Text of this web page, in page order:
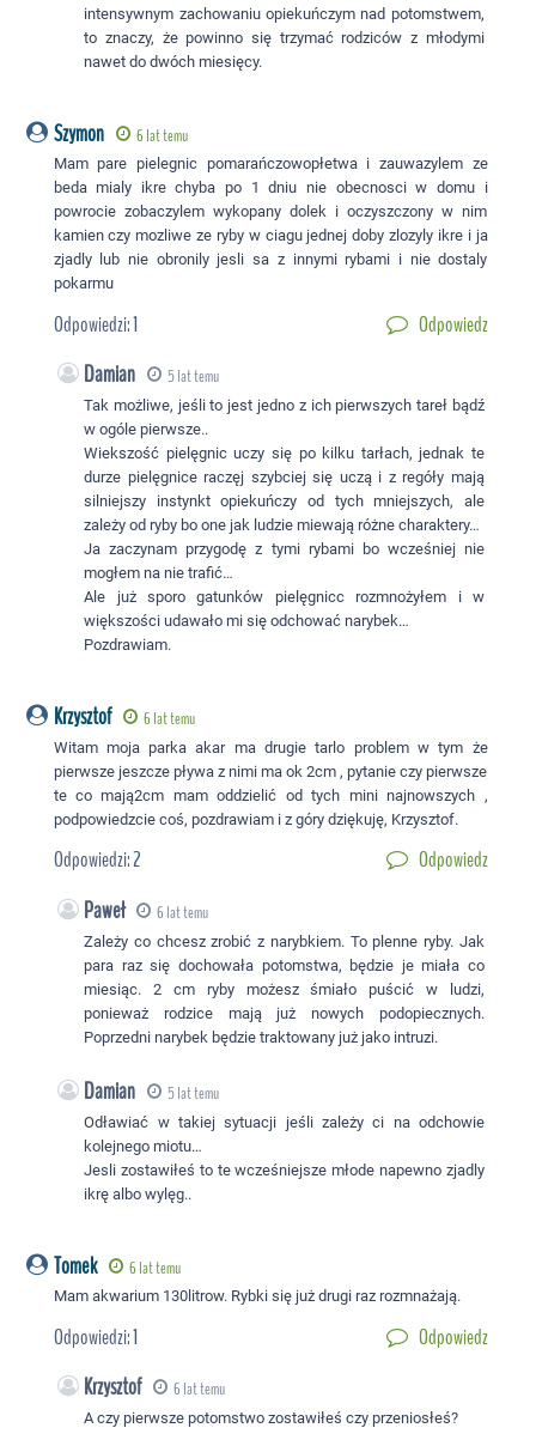
intensywnym zachowaniu opiekuńczym nad potomstwem,
to znaczy, że powinno się trzymać rodziców z młodymi
nawet do dwóch miesięcy.
Szymon 6 lat temu
Mam pare pielegnic pomarańczowopłetwa i zauwazylem ze
beda mialy ikre chyba po 1 dniu nie obecnosci w domu i
powrocie zobaczylem wykopany dolek i oczyszczony w nim
kamien czy mozliwe ze ryby w ciagu jednej doby zlozyly ikre i ja
zjadly lub nie obronily jesli sa z innymi rybami i nie dostaly
pokarmu
Odpowiedzi:1 Odpowiedz
Damian 5 lat temu
Tak możliwe, jeśli to jest jedno z ich pierwszych tareł bądź
w ogóle pierwsze..
Wiekszość pielęgnic uczy się po kilku tarłach, jednak te
durze pielęgnice raczęj szybciej się uczą i z regóły mają
silniejszy instynkt opiekuńczy od tych mniejszych, ale
zależy od ryby bo one jak ludzie miewają różne charaktery…
Ja zaczynam przygodę z tymi rybami bo wcześniej nie
mogłem na nie trafić…
Ale już sporo gatunków pielęgnicc rozmnożyłem i w
większości udawało mi się odchować narybek…
Pozdrawiam.
Krzysztof 6 lat temu
Witam moja parka akar ma drugie tarlo problem w tym że
pierwsze jeszcze pływa z nimi ma ok 2cm , pytanie czy pierwsze
te co mają2cm mam oddzielić od tych mini najnowszych ,
podpowiedzcie coś, pozdrawiam i z góry dziękuję, Krzysztof.
Odpowiedzi:2 Odpowiedz
Paweł 6 lat temu
Zależy co chcesz zrobić z narybkiem. To plenne ryby. Jak
para raz się dochowała potomstwa, będzie je miała co
miesiąc. 2 cm ryby możesz śmiało puścić w ludzi,
ponieważ rodzice mają już nowych podopiecznych.
Poprzedni narybek będzie traktowany już jako intruzi.
Damian 5 lat temu
Odławiać w takiej sytuacji jeśli zależy ci na odchowie
kolejnego miotu…
Jesli zostawiłeś to te wcześniejsze młode napewno zjadly
ikrę albo wylęg..
Tomek 6 lat temu
Mam akwarium 130litrow. Rybki się już drugi raz rozmnażają.
Odpowiedzi:1 Odpowiedz
Krzysztof 6 lat temu
A czy pierwsze potomstwo zostawiłeś czy przeniosłeś?